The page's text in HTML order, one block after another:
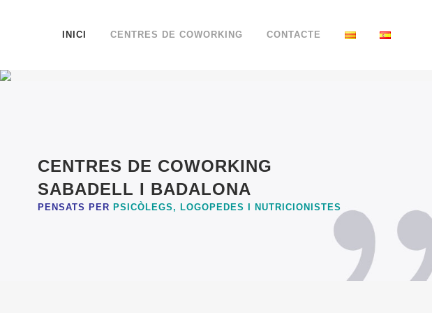
INICI CENTRES DE COWORKING CONTACTE
CENTRES DE COWORKING
SABADELL I BADALONA
PENSATS PER PSICÒLEGS, LOGOPEDES I NUTRICIONISTES